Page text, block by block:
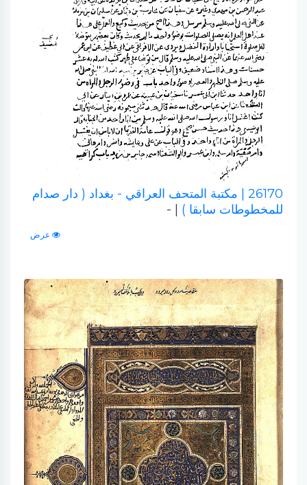
26170
| مكتبة المتحف العراقي - بغداد ( دار صدام
للمخطوطات سابقا )
| -
عرض